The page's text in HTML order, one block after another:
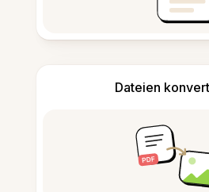
Dateien